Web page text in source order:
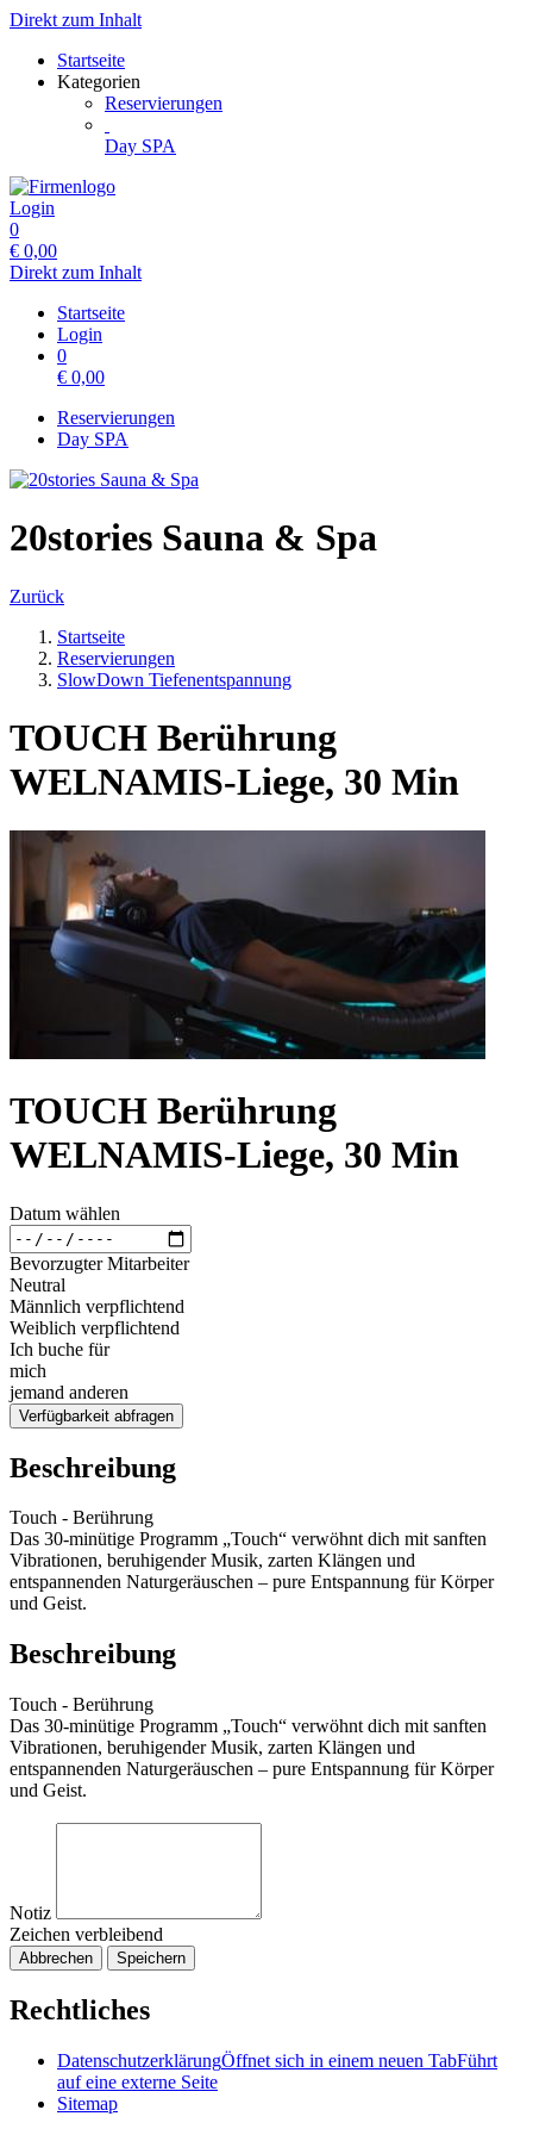
Direkt zum Inhalt
Startseite
Kategorien
Reservierungen
Day SPA
Login
0
€ 0,00
Direkt zum Inhalt
Startseite
Login
0
€ 0,00
Reservierungen
Day SPA
20stories Sauna & Spa
Zurück
Startseite
Reservierungen
SlowDown Tiefenentspannung
TOUCH Berührung
WELNAMIS-Liege, 30 Min
TOUCH Berührung
WELNAMIS-Liege, 30 Min
Datum wählen
Bevorzugter Mitarbeiter
Neutral
Männlich verpflichtend
Weiblich verpflichtend
Ich buche für
mich
jemand anderen
Verfügbarkeit abfragen
Beschreibung
Touch - Berührung
Das 30-minütige Programm „Touch“ verwöhnt dich mit sanften
Vibrationen, beruhigender Musik, zarten Klängen und
entspannenden Naturgeräuschen – pure Entspannung für Körper
und Geist.
Beschreibung
Touch - Berührung
Das 30-minütige Programm „Touch“ verwöhnt dich mit sanften
Vibrationen, beruhigender Musik, zarten Klängen und
entspannenden Naturgeräuschen – pure Entspannung für Körper
und Geist.
Notiz
Zeichen verbleibend
Abbrechen Speichern
Rechtliches
DatenschutzerklärungÖffnet sich in einem neuen TabFührt
auf eine externe Seite
Sitemap